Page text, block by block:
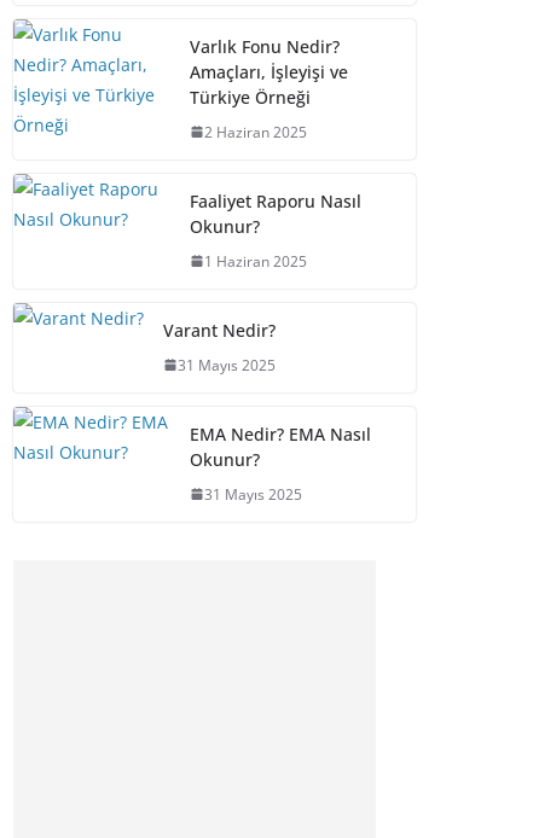
Varlık Fonu Nedir?
Amaçları, İşleyişi ve
Türkiye Örneği
2 Haziran 2025
Faaliyet Raporu Nasıl
Okunur?
1 Haziran 2025
Varant Nedir?
31 Mayıs 2025
EMA Nedir? EMA Nasıl
Okunur?
31 Mayıs 2025